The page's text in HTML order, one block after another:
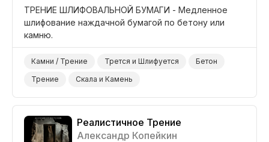
ТРЕНИЕ ШЛИФОВАЛЬНОЙ БУМАГИ - Медленное
шлифование наждачной бумагой по бетону или
камню.
Камни / Трение Трется и Шлифуется
Бетон
Трение
Скала и Камень
Реалистичное Трение
Александр Копейкин